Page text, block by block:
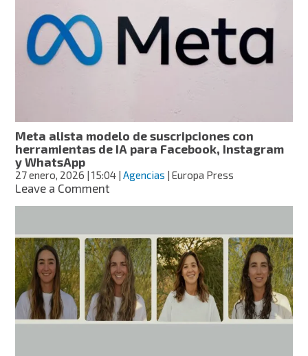
te
chantajean
Instagram
Meta alista modelo de suscripciones con
herramientas de IA para Facebook, Instagram
y WhatsApp
27 enero, 2026 | 15:04 |Agencias | Europa Press
Leave a Commenton
de
suscripciones
con
herramientas
de
IA
para